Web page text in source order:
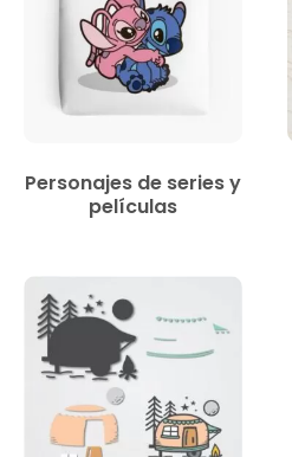
Personajes de series y
películas